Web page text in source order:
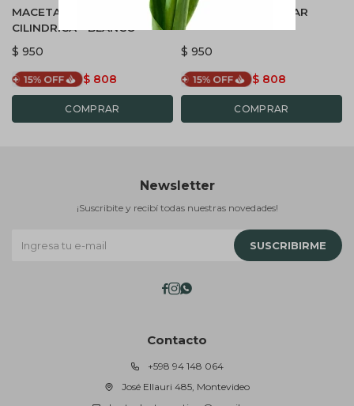
MACETA TERRAZO
CILINDRICA - BLANCO
$ 950
$ 808
CANASTO DE COLGAR
$ 950
$ 808
Contacto
+598 94 148 064
José Ellauri 485, Montevideo
Newsletter
¡Suscribite y recibí todas nuestras novedades!
SUSCRIBIRME
